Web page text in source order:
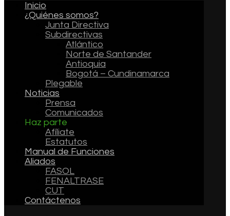
Inicio
¿Quiénes somos?
Junta Directiva
Subdirectivas
Atlántico
Norte de Santander
Antioquia
Bogotá – Cundinamarca
Plegable
Noticias
Prensa
Comunicados
Haz parte
Afíliate
Estatutos
Manual de Funciones
Aliados
FASOL
FENALTRASE
CUT
Contáctenos